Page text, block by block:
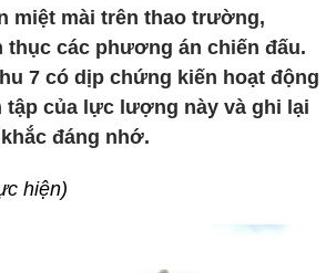
miệt mài trên thao trường,
thục các phương án chiến đấu.
7 có dịp chứng kiến hoạt động
tập của lực lượng này và ghi lại
đáng nhớ.
hiện)